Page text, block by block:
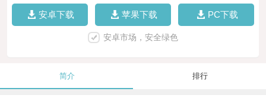
安卓下载 苹果下载 PC下载
安卓市场，安全绿色
简介 排行